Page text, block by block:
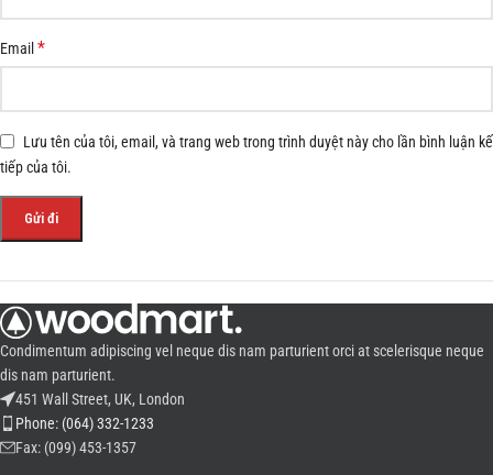
Email*
Lưu tên của tôi, email, và trang web trong trình duyệt này cho lần bình luận kế
tiếp của tôi.
Condimentum adipiscing vel neque dis nam parturient orci at scelerisque neque
dis nam parturient.
451 Wall Street, UK, London
Phone: (064) 332-1233
Fax: (099) 453-1357